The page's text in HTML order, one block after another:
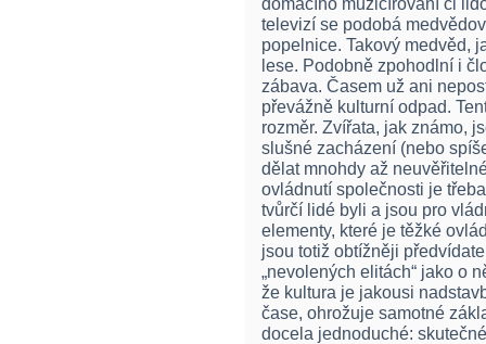
televizí se podobá
popelnice. Takový medvěd,
lese. Podobně zpohodlní i
zábava. Časem už ani
převážně kulturní odpad.
rozměr. Zvířata, jak známo,
slušné zacházení (nebo
dělat mnohdy až
ovládnutí společnosti je třeba
tvůrčí lidé byli a jsou pro
elementy, které je těžké
jsou totiž obtížněji
„nevolených elitách“ jako o
že kultura je jakousi
čase, ohrožuje samotné
docela jednoduché: